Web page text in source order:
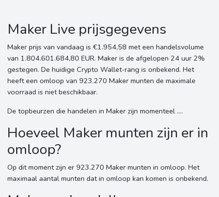
Maker Live prijsgegevens
Maker prijs van vandaag is €1.954,58 met een handelsvolume
van 1.804.601.684,80 EUR. Maker is de afgelopen 24 uur 2%
gestegen. De huidige Crypto Wallet-rang is onbekend. Het
heeft een omloop van 923.270 Maker munten de maximale
voorraad is niet beschikbaar.
De topbeurzen die handelen in Maker zijn momenteel ....
Hoeveel Maker munten zijn er in
omloop?
Op dit moment zijn er 923.270 Maker munten in omloop. Het
maximaal aantal munten dat in omloop kan komen is onbekend.